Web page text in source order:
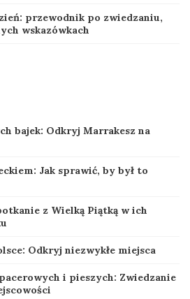
przewodnik po zwiedzaniu,
wskazówkach
bajek: Odkryj Marrakesz na
Jak sprawić, by był to
z Wielką Piątką w ich
Odkryj niezwykłe miejsca
i pieszych: Zwiedzanie